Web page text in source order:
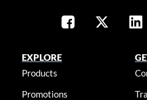
EXPLORE
Products
Promotions